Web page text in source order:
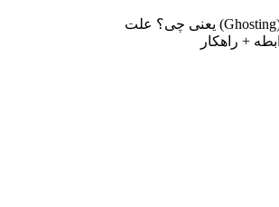
گوست کردن (Ghosting) یعنی چی؟ علت
+ راهکار